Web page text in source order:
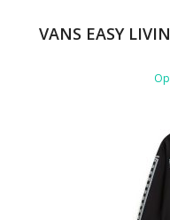
VANS EASY